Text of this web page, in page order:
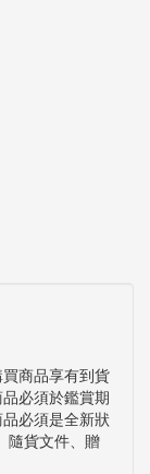
商品享有到貨
必須於鑑賞期
必須是全新狀
隨貨文件、贈